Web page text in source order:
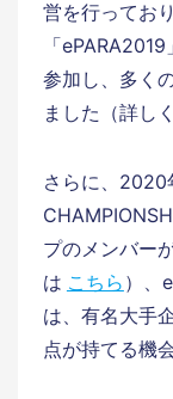
営を行ってお
「
参加し、多く
ました（詳し
さらに、2020
プのメンバー
は こちら ）、
は、有名大手
点が持てる機